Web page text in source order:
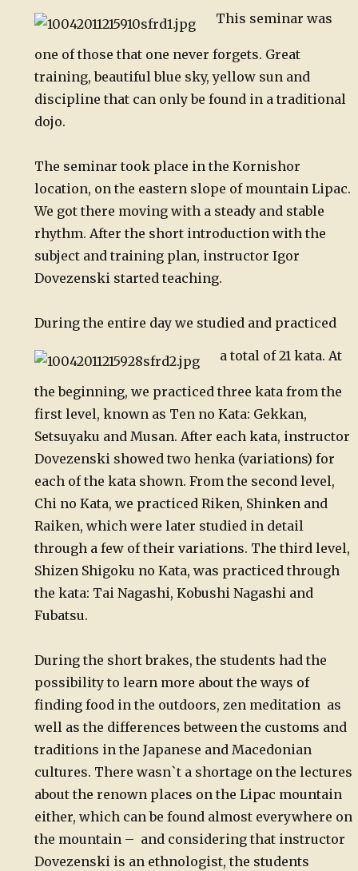
This seminar was
one of those that one never forgets. Great
training, beautiful blue sky, yellow sun and
discipline that can only be found in a traditional
dojo.
The seminar took place in the Kornishor
location, on the eastern slope of mountain Lipac.
We got there moving with a steady and stable
rhythm. After the short introduction with the
subject and training plan, instructor Igor
Dovezenski started teaching.
During the entire day we studied and practiced
a total of 21 kata. At
the beginning, we practiced three kata from the
first level, known as Ten no Kata: Gekkan,
Setsuyaku and Musan. After each kata, instructor
Dovezenski showed two henka (variations) for
each of the kata shown. From the second level,
Chi no Kata, we practiced Riken, Shinken and
Raiken, which were later studied in detail
through a few of their variations. The third level,
Shizen Shigoku no Kata, was practiced through
the kata: Tai Nagashi, Kobushi Nagashi and
Fubatsu.
During the short brakes, the students had the
possibility to learn more about the ways of
finding food in the outdoors, zen meditation as
well as the differences between the customs and
traditions in the Japanese and Macedonian
cultures. There wasn`t a shortage on the lectures
about the renown places on the Lipac mountain
either, which can be found almost everywhere on
the mountain – and considering that instructor
Dovezenski is an ethnologist, the students